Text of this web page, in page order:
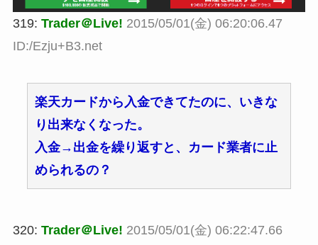
319: Trader＠Live! 2015/05/01(金) 06:20:06.47
ID:/Ezju+B3.net
楽天カードから入金できてたのに、いきな
り出来なくなった。
入金→出金を繰り返すと、カード業者に止
められるの？
320: Trader＠Live! 2015/05/01(金) 06:22:47.66